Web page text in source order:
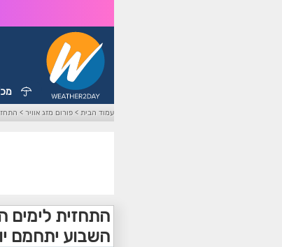
עמוד הבית >פורום מזג אוויר >
התחזית
השבוע יתחמם